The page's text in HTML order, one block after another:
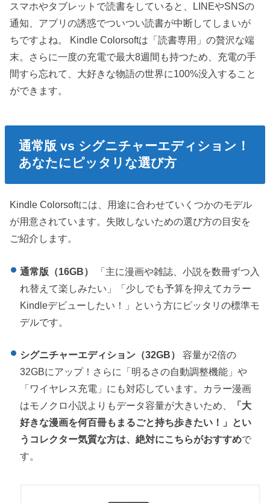
スマホやタブレットで読書をしていると、LINEやSNSの
通知、アプリの誘惑でついつい読書が中断してしまいが
ちですよね。 Kindle Colorsoftは「読書専用」の贅沢な端
末。さらに一度の充電で最大8週間も持つため、充電の手
間すら忘れて、大好きな物語の世界に100%没入すること
ができます。
通常版 vs シグニチャーエディション！
あなたにピッタリな選び方
Kindle Colorsoftには、用途に合わせていくつかのモデル
が用意されています。失敗しないための選び方の目安を
ご紹介します。
通常版（16GB）
「主に漫画や雑誌、小説を数冊ずつ入
れ替えて楽しみたい」「少しでも予算を抑えてカラー
Kindleデビューしたい！」という方にピッタリの標準モ
デルです。
シグニチャーエディション（32GB）
容量が2倍の
32GBにアップ！さらに「明るさの自動調整機能」や
「ワイヤレス充電」にも対応しています。カラー漫画
はモノクロ小説よりもデータ容量が大きいため、
「大
好きな漫画を何百冊もまるごと持ち歩きたい！」とい
うコレクター気質な方は、絶対にこちらがおすすめで
す。